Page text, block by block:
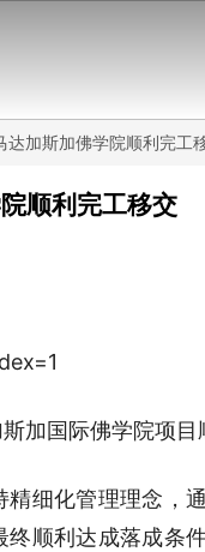
达加斯加佛学院顺利完工
顺利完工移交
加国际佛学院项目
细化管理理念，
顺利达成落成条